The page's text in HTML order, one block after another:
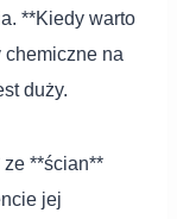
**Kiedy warto
na
duży.
**ścian**
jej